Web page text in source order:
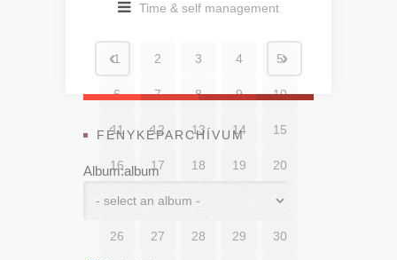
Time & self management
1 2 3 4 5
6 7 8 9 10
11 12 13 14 15
16 17 18 19 20
21 22 23 25
26 27 28 29 30
FÉNYKÉPARCHÍVUM
Album:album